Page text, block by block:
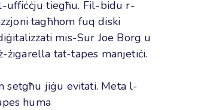
uffiċċju tiegħu. Fil-bidu r-
tagħhom fuq diski
mis-Sur Joe Borg u
żigarella tat-tapes manjetiċi.
setgħu jiġu evitati. Meta l-
huma